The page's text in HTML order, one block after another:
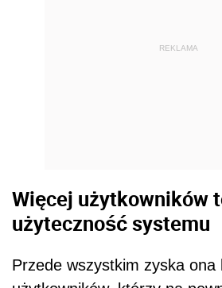
REKLAMA
Więcej użytkowników
użyteczność systemu
Przede wszystkim zyska ona